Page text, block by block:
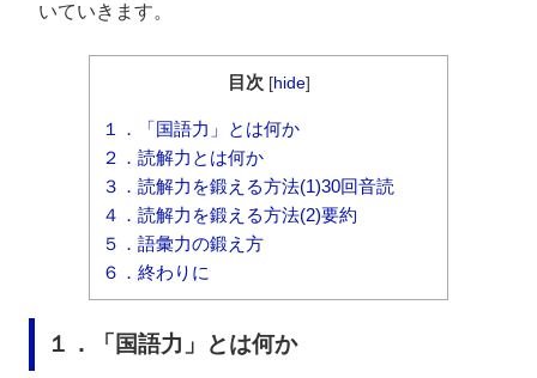
いていきます。
目次 [hide]
１．「国語力」とは何か
２．読解力とは何か
３．読解力を鍛える方法(1)30回音読
４．読解力を鍛える方法(2)要約
５．語彙力の鍛え方
６．終わりに
１．「国語力」とは何か